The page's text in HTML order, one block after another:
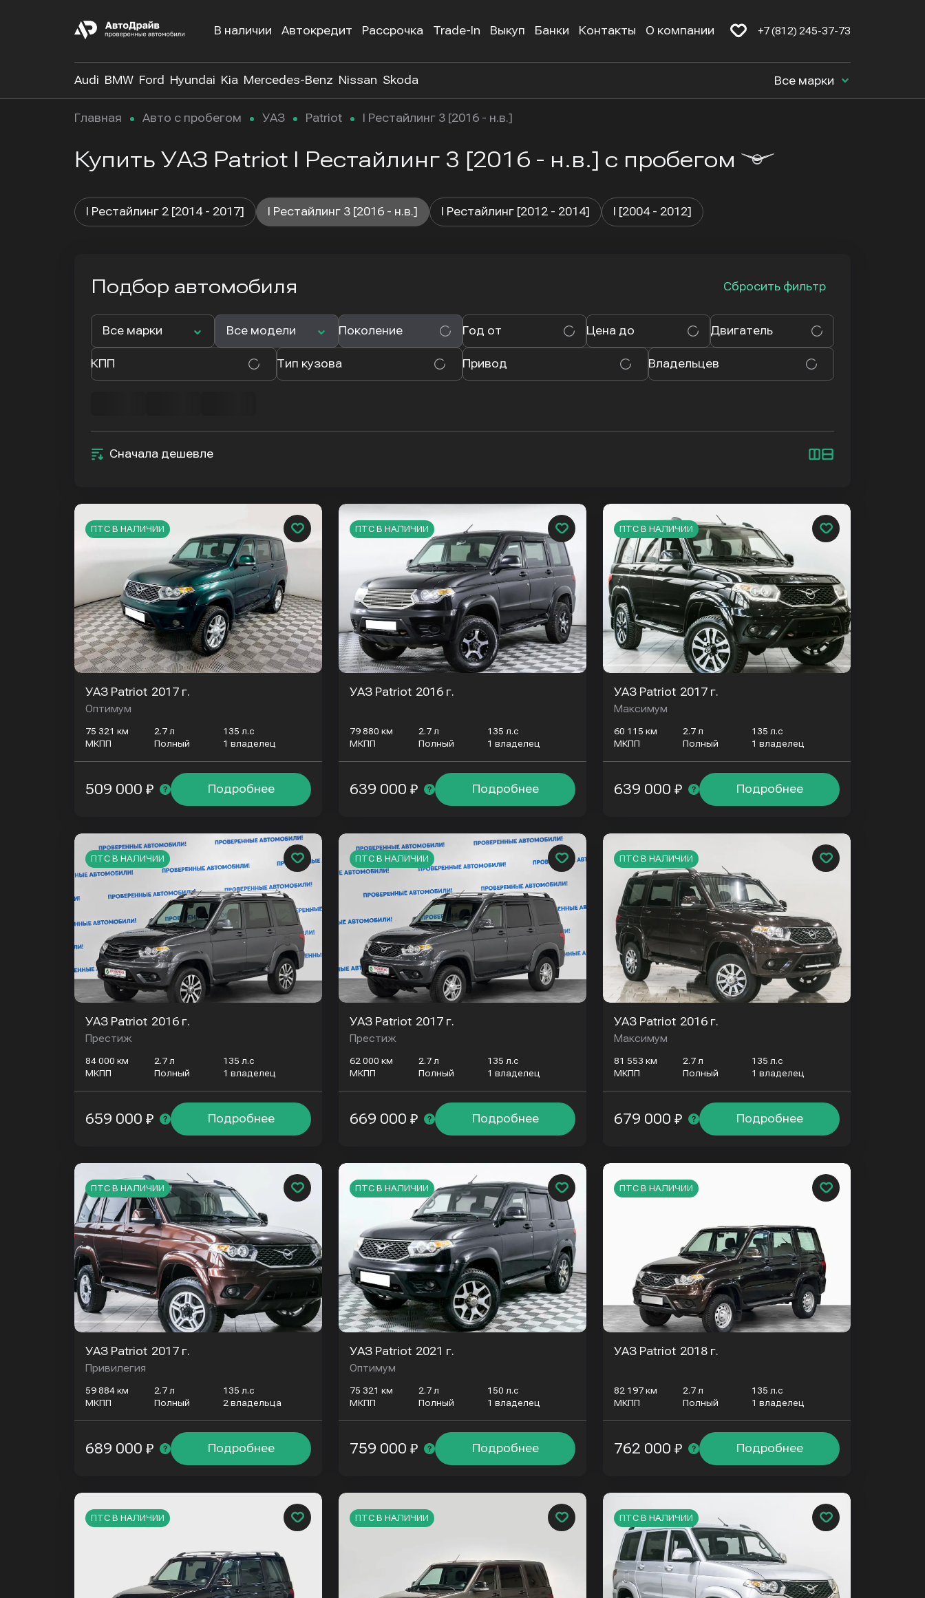
В наличии Автокредит Рассрочка Trade-In Выкуп Банки Контакты О компании +7 (812) 245-37-73
Audi BMW Ford Hyundai Kia Mercedes-Benz Nissan Skoda Все марки
Главная Авто с пробегом УАЗ Patriot I Рестайлинг 3 [2016 - н.в.]
Купить УАЗ Patriot I Рестайлинг 3 [2016 - н.в.] с пробегом
I Рестайлинг 2 [2014 - 2017] I Рестайлинг 3 [2016 - н.в.] I Рестайлинг [2012 - 2014] I [2004 - 2012]
Подбор автомобиля Сбросить фильтр
Все марки Все модели Поколение Год от Цена до Двигатель
КПП Тип кузова Привод Владельцев
Сначала дешевле
ПТС В НАЛИЧИИ
УАЗ Patriot 2017 г.
Оптимум
75 321 км 2.7 л
135 л.с
МКПП
Полный 1 владелец
Подробнее
509 000 ₽
ПТС В НАЛИЧИИ
УАЗ Patriot 2016 г.
79 880 км 2.7 л
135 л.с
МКПП
Полный 1 владелец
Подробнее
639 000 ₽
ПТС В НАЛИЧИИ
УАЗ Patriot 2017 г.
Максимум
60 115 км 2.7 л
135 л.с
МКПП
Полный 1 владелец
Подробнее
639 000 ₽
ПТС В НАЛИЧИИ
УАЗ Patriot 2016 г.
Престиж
84 000 км 2.7 л
135 л.с
МКПП
Полный 1 владелец
Подробнее
659 000 ₽
ПТС В НАЛИЧИИ
УАЗ Patriot 2017 г.
Престиж
62 000 км 2.7 л
135 л.с
МКПП
Полный 1 владелец
Подробнее
669 000 ₽
ПТС В НАЛИЧИИ
УАЗ Patriot 2016 г.
Максимум
81 553 км 2.7 л
135 л.с
МКПП
Полный 1 владелец
Подробнее
679 000 ₽
ПТС В НАЛИЧИИ
УАЗ Patriot 2017 г.
Привилегия
59 884 км 2.7 л
135 л.с
МКПП
Полный 2 владельца
Подробнее
689 000 ₽
ПТС В НАЛИЧИИ
УАЗ Patriot 2021 г.
Оптимум
75 321 км 2.7 л
150 л.с
МКПП
Полный 1 владелец
Подробнее
759 000 ₽
ПТС В НАЛИЧИИ
УАЗ Patriot 2018 г.
82 197 км 2.7 л
135 л.с
МКПП
Полный 1 владелец
Подробнее
762 000 ₽
ПТС В НАЛИЧИИ ПТС В НАЛИЧИИ ПТС В НАЛИЧИИ